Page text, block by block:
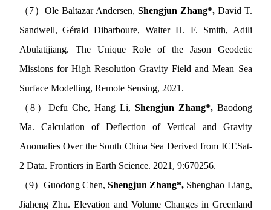
（7）Ole Baltazar Andersen, Shengjun Zhang*,David T.
Sandwell, Gérald Dibarboure, Walter H. F. Smith, Adili
Abulatijiang. The Unique Role of the Jason Geodetic
Missions for High Resolution Gravity Field and Mean Sea
Surface Modelling, Remote Sensing, 2021.
（8 ）Defu Che, Hang Li, Shengjun Zhang*,Baodong
Ma. Calculation of Deflection of Vertical and Gravity
Anomalies Over the South China Sea Derived from ICESat-
2 Data. Frontiers in Earth Science. 2021, 9:670256.
（9） Guodong Chen,Shengjun Zhang*, Shenghao Liang,
Jiaheng Zhu. Elevation and Volume Changes in Greenland